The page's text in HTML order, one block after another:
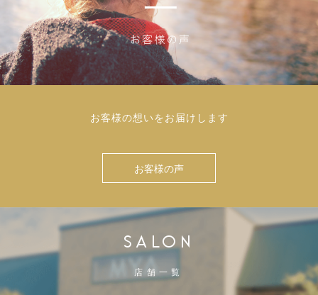
お客様の想いをお届けします
お客様の声
SALON
店舗一覧